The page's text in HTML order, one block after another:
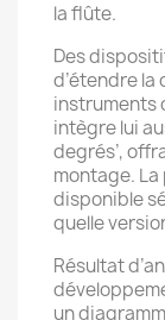
la flûte.
Des
d’étendre
instruments
intègre lui
degrés’,
montage.
disponible
quelle
Résultat
un